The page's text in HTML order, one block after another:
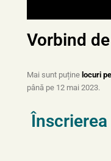
Vorbind
Mai sunt puținelocuri
până pe 12 mai 2023.